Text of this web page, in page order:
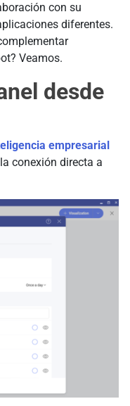
con su
diferentes.
Veamos.
desde
empresarial
conexión directa a